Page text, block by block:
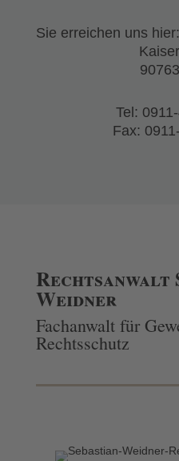
Sie erreichen uns hier:
Tel:
Fax:
Rechtsanwalt
Weidner
Fachanwalt für
Rechtsschutz